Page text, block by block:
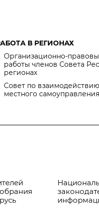
В РЕГИОНАХ
Организационно-
работы членов Совета
регионах
Совет по
местного самоуправления